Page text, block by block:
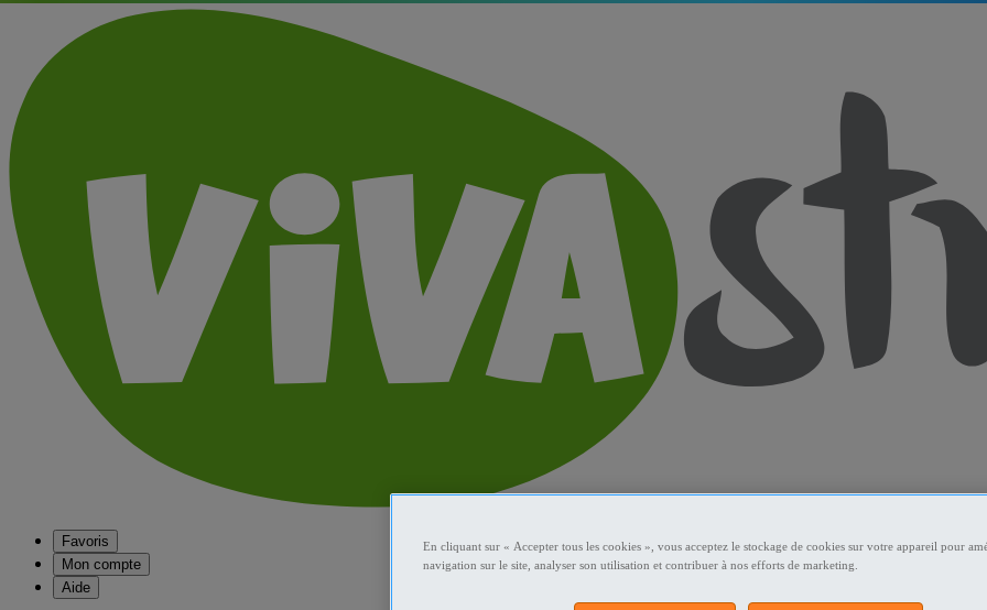
Favoris
Mon compte
Aide
En cliquant sur « Accepter tous les cookies », vous acceptez le stockage de cookies sur votre appareil pour
navigation sur le site, analyser son utilisation et contribuer à nos efforts de marketing.